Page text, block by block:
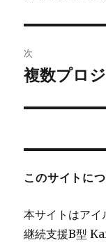
ビ
ゲ
ー
投
稿:
次
次
投
複数プロ
このサイトに
本サイトはアイ
継続支援B型